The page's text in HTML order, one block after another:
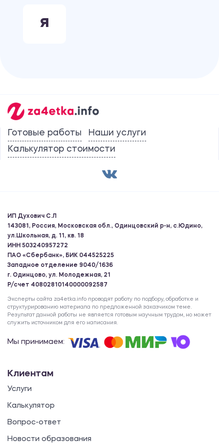
Я
Готовые работы
Наши услуги
Калькулятор стоимости
ИП Духович С.Л
143081, Россия, Московская обл., Одинцовский р-н, с.Юдино,
ул.Школьная, д. 11, кв. 18
ИНН 503240957272
ПАО «Сбербанк», БИК 044525225
Западное отделение 9040/1636
г. Одинцово, ул. Молодежная, 21
Р/счет 40802810140000092587
Эксперты сайта za4etka.info проводят работу по подбору, обработке и
структурированию материала по предложенной заказчиком теме.
Результат данной работы не является готовым научным трудом, но может
служить источником для его написания.
Мы принимаем:
Клиентам
Услуги
Калькулятор
Вопрос-ответ
Новости образования